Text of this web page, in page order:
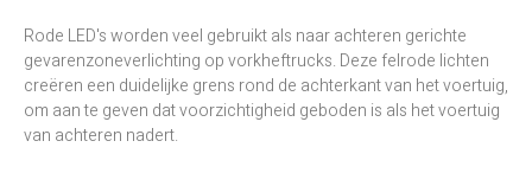
Rode LED's worden veel gebruikt als naar achteren gerichte
gevarenzoneverlichting op vorkheftrucks. Deze felrode lichten
creëren een duidelijke grens rond de achterkant van het voertuig,
om aan te geven dat voorzichtigheid geboden is als het voertuig
van achteren nadert.